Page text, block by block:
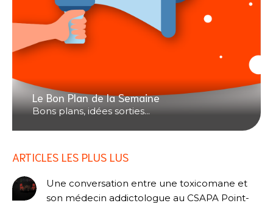
Le Bon Plan de la Semaine
Bons plans, idées sorties...
ARTICLES LES PLUS LUS
Une conversation entre une toxicomane et
son médecin addictologue au CSAPA Point-